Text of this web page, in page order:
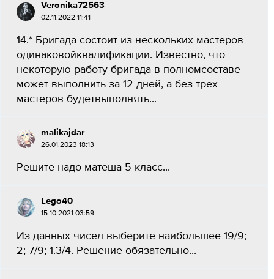
Veronika72563
02.11.2022 11:41
14.* Бригада состоит из нескольких мастеров
одинаковойквалификации. Известно, что
некоторую работу бригада в полномсоставе
может выполнить за 12 дней, а без трех
мастеров будетвыполнять...
malikajdar
26.01.2023 18:13
Решите надо матеша 5 класс​...
Lego40
15.10.2021 03:59
Из данных чисел выберите наибольшее 19/9;
2; 7/9; 1.3/4. Решение обязательно​...